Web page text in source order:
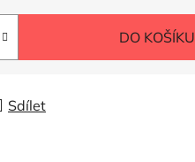
DO KOŠÍKU
Sdílet